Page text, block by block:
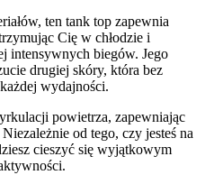
ten tank top zapewnia
Cię w chłodzie i
intensywnych biegów. Jego
drugiej skóry, która bez
wydajności.
powietrza, zapewniając
od tego, czy jesteś na
cieszyć się wyjątkowym